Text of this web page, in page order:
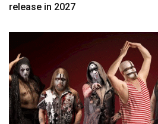
release in 2027